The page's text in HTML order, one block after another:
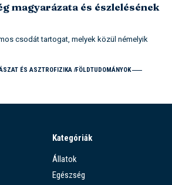
magyarázata és észlelésének
csodát tartogat, melyek közül némelyik
ÉS ASZTROFIZIKA FÖLDTUDOMÁNYOK
Kategóriák
Állatok
Egészség